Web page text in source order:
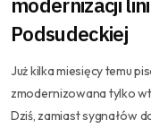
modernizacji
Podsudeckiej
Już kilka miesięcy temu
zmodernizowana tylko
Dziś, zamiast sygnałów